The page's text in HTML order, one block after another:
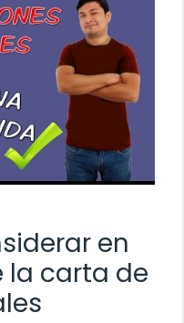
en
la carta de